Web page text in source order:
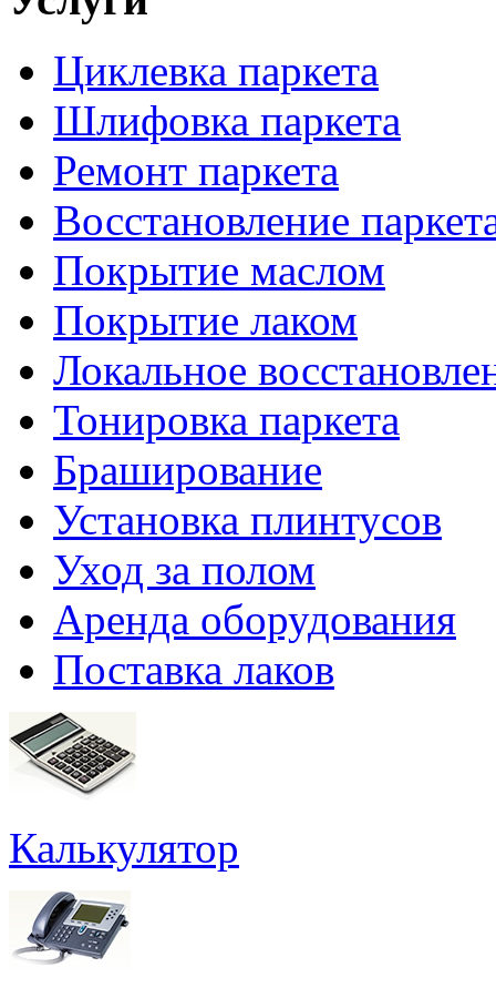
Циклевка паркета
Шлифовка паркета
Ремонт паркета
Восстановление
Покрытие маслом
Покрытие лаком
Локальное
Тонировка паркета
Браширование
Установка плинтусов
Уход за полом
Аренда оборудования
Поставка лаков
Калькулятор